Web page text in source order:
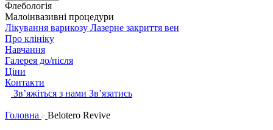
Флебологія
Малоінвазивні процедури
Лікування варикозу Лазерне закриття вен
Про клініку
Навчання
Галерея до/після
Ціни
Контакти
Звʼяжіться з нами Звʼязатись
Головна Belotero Revive